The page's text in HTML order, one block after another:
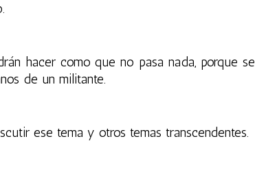
hacer como que no pasa nada, porque se
de un militante.
ese tema y otros temas transcendentes.